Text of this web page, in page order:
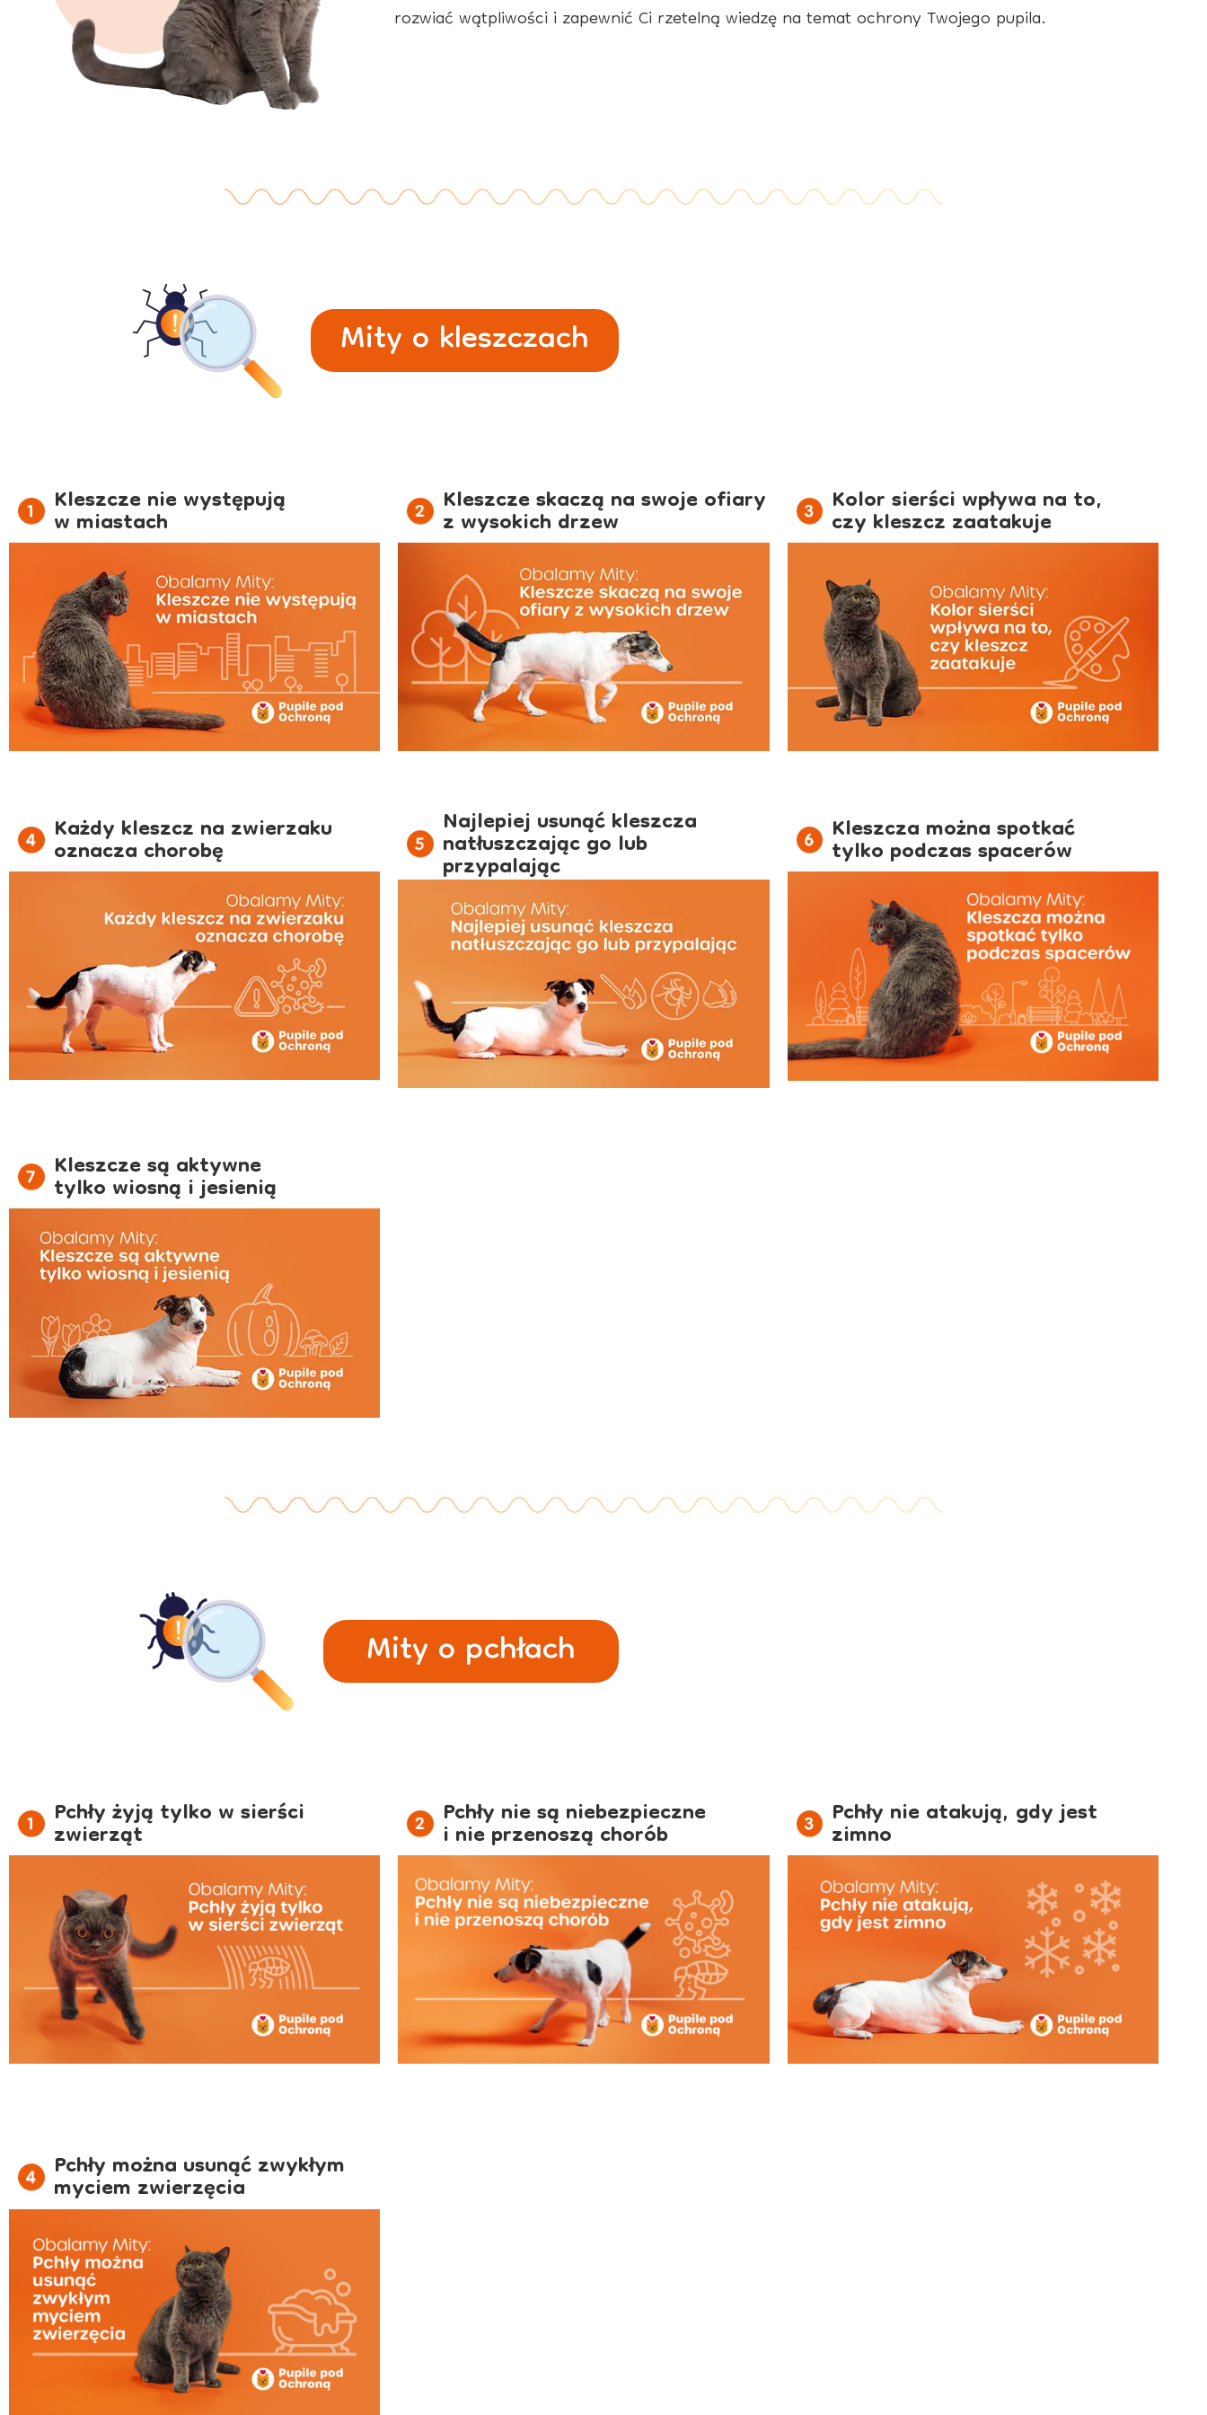
rozwiać wątpliwości i zapewnić Ci rzetelną wiedzę na temat ochrony Twojego pupila.
Mity o kleszczach
Kleszcze nie występują
w miastach Kleszcze skaczą na swoje ofiary
z wysokich drzew Kolor sierści wpływa na to,
czy kleszcz zaatakuje
Każdy kleszcz na zwierzaku
oznacza chorobę
Najlepiej usunąć kleszcza
natłuszczając go lub
przypalając
Kleszcza można spotkać
tylko podczas spacerów
Kleszcze są aktywne
tylko wiosną i jesienią
Mity o pchłach
Pchły żyją tylko w sierści
zwierząt Pchły nie są niebezpieczne
i nie przenoszą chorób Pchły nie atakują, gdy jest
zimno
Pchły można usunąć zwykłym
myciem zwierzęcia